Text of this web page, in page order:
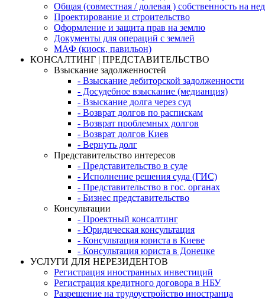
Общая (совместная / долевая ) собственность на
Проектирование и строительство
Оформление и защита прав на землю
Документы для операций с землей
МАФ (киоск, павильон)
КОНСАЛТИНГ | ПРЕДСТАВИТЕЛЬСТВО
Взыскание задолженностей
- Взыскание дебиторской задолженности
- Досудебное взыскание (медианция)
- Взыскание долга через суд
- Возврат долгов по распискам
- Возврат проблемных долгов
- Возврат долгов Киев
- Вернуть долг
Представительство интересов
- Представительство в суде
- Исполнение решения суда (ГИС)
- Представительство в гос. органах
- Бизнес представительство
Консультации
- Проектный консалтинг
- Юридическая консультация
- Консультация юриста в Киеве
- Консультация юриста в Донецке
УСЛУГИ ДЛЯ НЕРЕЗИДЕНТОВ
Регистрация иностранных инвестиций
Регистрация кредитного договора в НБУ
Разрешение на трудоустройство иностранца